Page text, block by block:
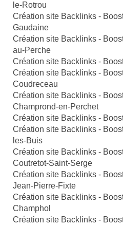
le-Rotrou
Création site Backlinks -
Gaudaine
Création site Backlinks -
au-Perche
Création site Backlinks -
Création site Backlinks -
Coudreceau
Création site Backlinks -
Champrond-en-Perchet
Création site Backlinks -
Création site Backlinks -
les-Buis
Création site Backlinks -
Coutretot-Saint-Serge
Création site Backlinks -
Jean-Pierre-Fixte
Création site Backlinks -
Champhol
Création site Backlinks -